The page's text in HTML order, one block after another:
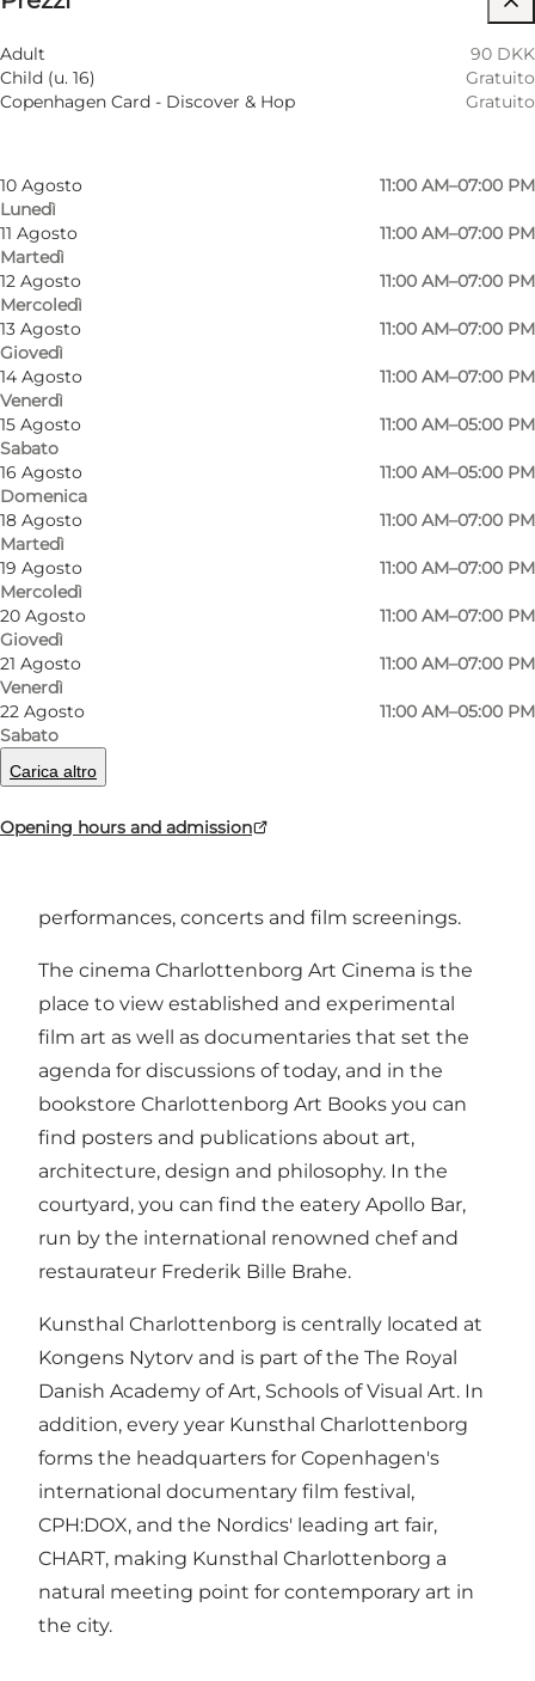
7 Agosto
Venerdì
8 Agosto
Sabato
11:00 AM–05:00 PM
10 Agosto
Lunedì
11:00 AM–07:00 PM
11 Agosto
Martedì
11:00 AM–07:00 PM
12 Agosto
Mercoledì
11:00 AM–07:00 PM
13 Agosto
Giovedì
11:00 AM–07:00 PM
14 Agosto
Venerdì
11:00 AM–07:00 PM
15 Agosto
Sabato
11:00 AM–05:00 PM
16 Agosto
Domenica
11:00 AM–05:00 PM
18 Agosto
Martedì
11:00 AM–07:00 PM
19 Agosto
Mercoledì
11:00 AM–07:00 PM
20 Agosto
Giovedì
11:00 AM–07:00 PM
21 Agosto
Venerdì
11:00 AM–07:00 PM
22 Agosto
Sabato
11:00 AM–05:00 PM
Carica altro
Opening hours and admission
Adult
90 DKK
Child (u. 16)
Gratuito
Copenhagen Card - Discover & Hop
Gratuito
Foto: Foto:
The exhibition space presents an ambitious
program with international outlook featuring
talents as well as established stars from both
Denmark and abroad. The trendsetting
performances, concerts and film screenings.
The cinema Charlottenborg Art Cinema is the
place to view established and experimental
film art as well as documentaries that set the
agenda for discussions of today, and in the
bookstore Charlottenborg Art Books you can
find posters and publications about art,
architecture, design and philosophy. In the
courtyard, you can find the eatery Apollo Bar,
run by the international renowned chef and
restaurateur Frederik Bille Brahe.
Kunsthal Charlottenborg is centrally located at
Kongens Nytorv and is part of the The Royal
Danish Academy of Art, Schools of Visual Art. In
addition, every year Kunsthal Charlottenborg
forms the headquarters for Copenhagen's
international documentary film festival,
CPH:DOX, and the Nordics' leading art fair,
CHART, making Kunsthal Charlottenborg a
natural meeting point for contemporary art in
the city.